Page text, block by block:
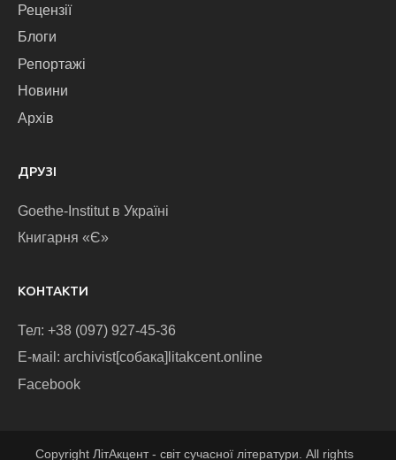
Рецензії
Блоги
Репортажі
Новини
Архів
ДРУЗІ
Goethe-Institut в Україні
Книгарня «Є»
КОНТАКТИ
Тел: +38 (097) 927-45-36
E-маіl: archivist[собака]litakcent.online
Facebook
Copyright ЛітАкцент - світ сучасної літератури. All rights